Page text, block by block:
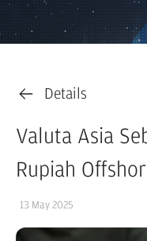
Details
Valuta Asia
Rupiah
13 May 2025